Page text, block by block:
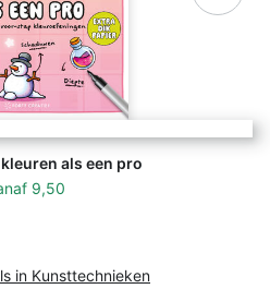
als een pro
9,50
in Kunsttechnieken